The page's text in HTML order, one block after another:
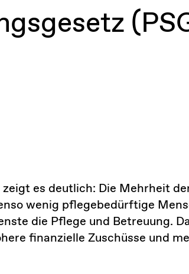
es deutlich: Die Mehrheit
wenig pflegebedürftige
die Pflege und Betreuung.
finanzielle Zuschüsse und